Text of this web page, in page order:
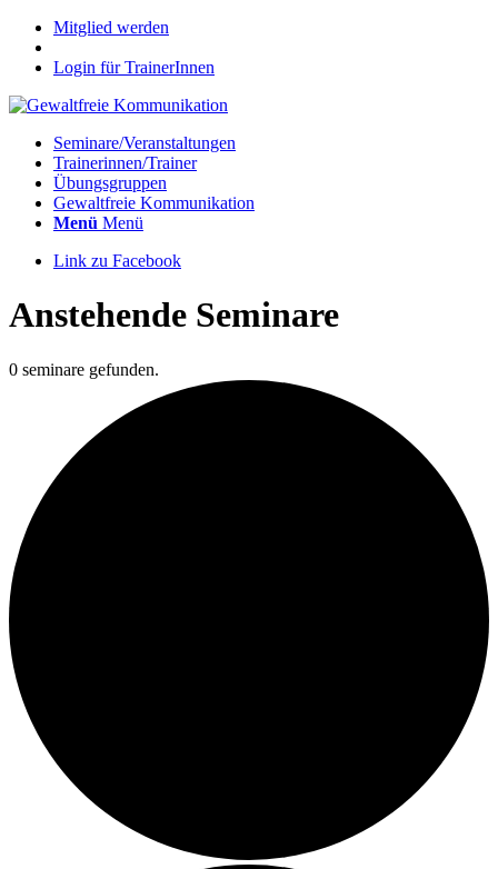
Mitglied werden
Login für TrainerInnen
Seminare/Veranstaltungen
Trainerinnen/Trainer
Übungsgruppen
Gewaltfreie Kommunikation
Menü Menü
Link zu Facebook
Anstehende Seminare
0 seminare gefunden.